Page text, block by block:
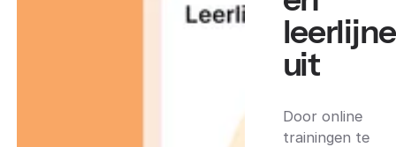
uit
Door online
trainingen te